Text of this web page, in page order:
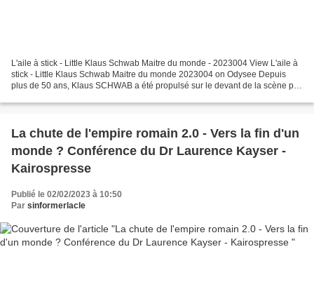
L'aile à stick - Little Klaus Schwab Maitre du monde - 2023004 View L'aile à
stick - Little Klaus Schwab Maitre du monde 2023004 on Odysee Depuis
plus de 50 ans, Klaus SCHWAB a été propulsé sur le devant de la scène par
La chute de l'empire romain 2.0 - Vers la fin d'un
monde ? Conférence du Dr Laurence Kayser -
Kairospresse
Publié le 02/02/2023 à 10:50
Par sinformerlacle